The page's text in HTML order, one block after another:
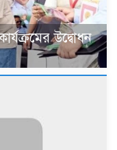
উদ্বোধন